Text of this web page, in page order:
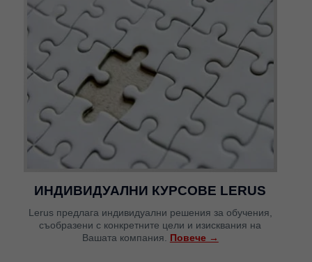
ИНДИВИДУАЛНИ КУРСОВЕ LERUS
Lerus предлага индивидуални решения за обучения,
съобразени с конкретните цели и изисквания на
Вашата компания. Повече →